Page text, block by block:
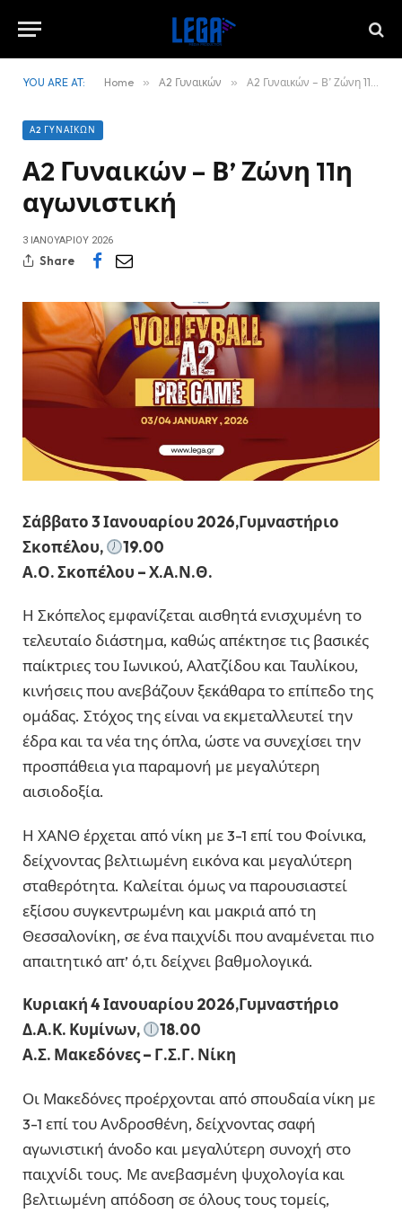
YOU ARE AT: Home » Α2 Γυναικών » Α2 Γυναικών – Β’ Ζώνη 11η αγωνιστική
Α2 ΓΥΝΑΙΚΏΝ
Α2 Γυναικών – Β’ Ζώνη 11η
αγωνιστική
3 ΙΑΝΟΥΑΡΊΟΥ 2026
Share
Σάββατο 3 Ιανουαρίου 2026,Γυμναστήριο
Σκοπέλου,
19.00
Α.Ο. Σκοπέλου – Χ.Α.Ν.Θ.
Η Σκόπελος εμφανίζεται αισθητά ενισχυμένη το
τελευταίο διάστημα, καθώς απέκτησε τις βασικές
παίκτριες του Ιωνικού, Αλατζίδου και Ταυλίκου,
κινήσεις που ανεβάζουν ξεκάθαρα το επίπεδο της
ομάδας. Στόχος της είναι να εκμεταλλευτεί την
έδρα και τα νέα της όπλα, ώστε να συνεχίσει την
προσπάθεια για παραμονή με μεγαλύτερη
αισιοδοξία.
Η ΧΑΝΘ έρχεται από νίκη με 3-1 επί του Φοίνικα,
δείχνοντας βελτιωμένη εικόνα και μεγαλύτερη
σταθερότητα. Καλείται όμως να παρουσιαστεί
εξίσου συγκεντρωμένη και μακριά από τη
Θεσσαλονίκη, σε ένα παιχνίδι που αναμένεται πιο
απαιτητικό απ’ ό,τι δείχνει βαθμολογικά.
Κυριακή 4 Ιανουαρίου 2026,Γυμναστήριο
Δ.Α.Κ. Κυμίνων,
18.00
Α.Σ. Μακεδόνες – Γ.Σ.Γ. Νίκη
Οι Μακεδόνες προέρχονται από σπουδαία νίκη με
3-1 επί του Ανδροσθένη, δείχνοντας σαφή
αγωνιστική άνοδο και μεγαλύτερη συνοχή στο
παιχνίδι τους. Με ανεβασμένη ψυχολογία και
βελτιωμένη απόδοση σε όλους τους τομείς,